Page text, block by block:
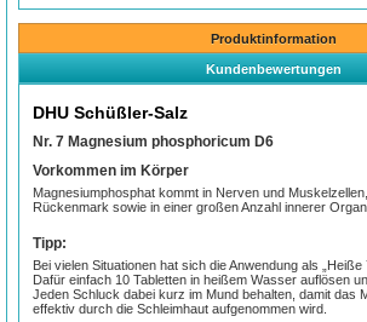
Produktinformation
Kundenbewertungen
DHU Schüßler-Salz
Nr. 7 Magnesium phosphoricum D6
Vorkommen im Körper
Magnesiumphosphat kommt in Nerven­ und
Rückenmark sowie in einer großen Anzahl innerer
Tipp:
Bei vielen Situationen hat sich die Anwendung als „Heiße
Dafür einfach 10 Tabletten in heißem Wasser auflösen
Jeden Schluck dabei kurz im Mund behalten, damit das
effektiv durch die Schleimhaut aufgenommen wird.